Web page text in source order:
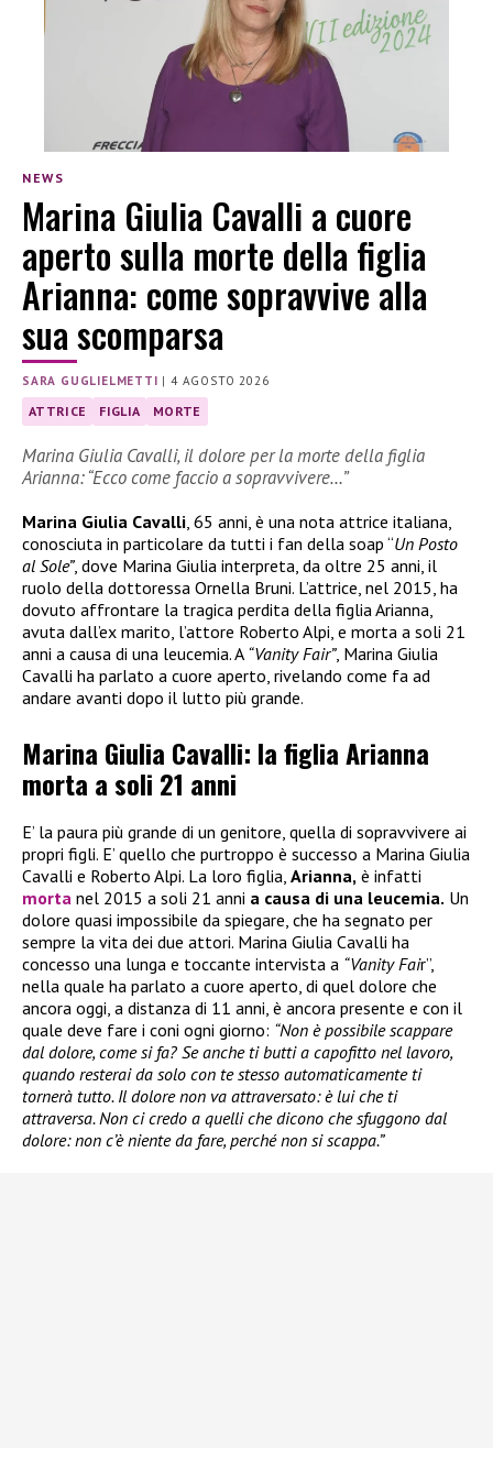
NEWS
Marina Giulia Cavalli a cuore
aperto sulla morte della figlia
Arianna: come sopravvive alla
sua scomparsa
SARA GUGLIELMETTI |4 AGOSTO 2026
ATTRICE FIGLIA MORTE
Marina Giulia Cavalli, il dolore per la morte della figlia
Arianna: “Ecco come faccio a sopravvivere…”
Marina Giulia Cavalli , 65 anni, è una nota attrice italiana,
conosciuta in particolare da tutti i fan della soap “Un Posto
al Sole”, dove Marina Giulia interpreta, da oltre 25 anni, il
ruolo della dottoressa Ornella Bruni. L’attrice, nel 2015, ha
dovuto affrontare la tragica perdita della figlia Arianna,
avuta dall’ex marito, l’attore Roberto Alpi, e morta a soli 21
anni a causa di una leucemia. A “Vanity Fair”, Marina Giulia
Cavalli ha parlato a cuore aperto, rivelando come fa ad
andare avanti dopo il lutto più grande.
Marina Giulia Cavalli: la figlia Arianna
morta a soli 21 anni
E’ la paura più grande di un genitore, quella di sopravvivere ai
propri figli. E’ quello che purtroppo è successo a Marina Giulia
Cavalli e Roberto Alpi. La loro figlia, Arianna, è infatti
morta nel 2015 a soli 21 anni a causa di una leucemia. Un
dolore quasi impossibile da spiegare, che ha segnato per
sempre la vita dei due attori. Marina Giulia Cavalli ha
concesso una lunga e toccante intervista a “Vanity Fair”,
nella quale ha parlato a cuore aperto, di quel dolore che
ancora oggi, a distanza di 11 anni, è ancora presente e con il
quale deve fare i coni ogni giorno: “Non è possibile scappare
dal dolore, come si fa? Se anche ti butti a capofitto nel lavoro,
quando resterai da solo con te stesso automaticamente ti
tornerà tutto. Il dolore non va attraversato: è lui che ti
attraversa. Non ci credo a quelli che dicono che sfuggono dal
dolore: non c’è niente da fare, perché non si scappa.”